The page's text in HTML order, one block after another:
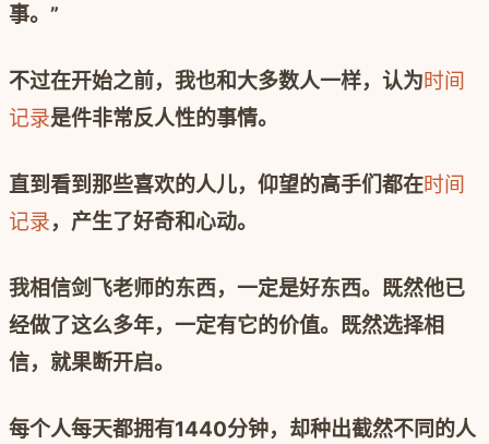
事。”
不过在开始之前，我也和大多数人一样，认为时间
记录是件非常反人性的事情。
直到看到那些喜欢的人儿，仰望的高手们都在时间
记录，产生了好奇和心动。
我相信剑飞老师的东西，一定是好东西。既然他已
经做了这么多年，一定有它的价值。既然选择相
信，就果断开启。
每个人每天都拥有1440分钟，却种出截然不同的人